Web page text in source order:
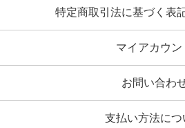
特定商取引法に基づく表
マイアカウン
お問い合わ
支払い方法につ